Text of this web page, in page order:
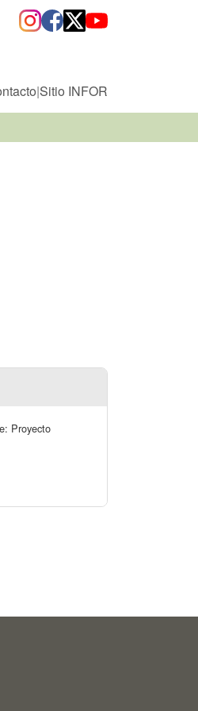
|Sitio INFOR
Proyecto